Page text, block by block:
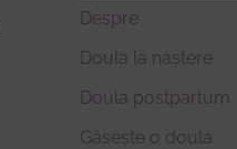
Despre
Doula la naștere
Doula postpartum
Găsește o doula